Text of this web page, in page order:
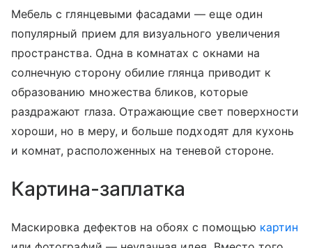
Мебель с глянцевыми фасадами — еще один
популярный прием для визуального увеличения
пространства. Одна в комнатах с окнами на
солнечную сторону обилие глянца приводит к
образованию множества бликов, которые
раздражают глаза. Отражающие свет поверхности
хороши, но в меру, и больше подходят для кухонь
и комнат, расположенных на теневой стороне.
Картина-заплатка
Маскировка дефектов на обоях с помощью картин